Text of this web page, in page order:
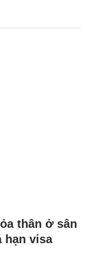
thân ở sân
hạn visa